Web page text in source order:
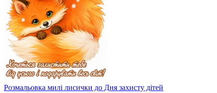
Розмальовка милі лисички до Дня захисту дітей